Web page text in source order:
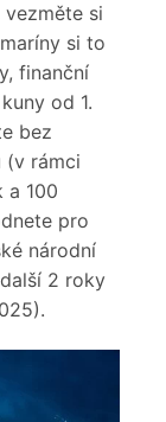
si
si to
finanční
od 1.
bez
(v rámci
a 100
pro
národní
2 roky